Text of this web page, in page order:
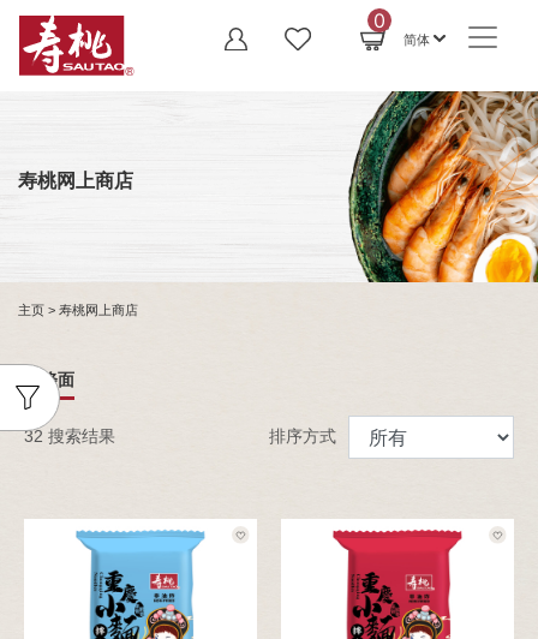
0
简体
寿桃网上商店
主页 > 寿桃网上商店
直條面
32 搜索结果 排序方式